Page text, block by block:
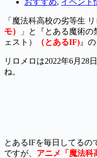
「魔法科高校の劣等生
モ）
」と『とある魔術
ェスト）
（とあるIF) 』
リロメロは2022年6月28
ね。
とあるIFを毎日してるの
ですが、 アニメ「魔法科